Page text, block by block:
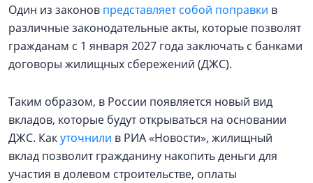
Один из законов представляет собой поправки в
различные законодательные акты, которые позволят
гражданам с 1 января 2027 года заключать с банками
договоры жилищных сбережений (ДЖС).
Таким образом, в России появляется новый вид
вкладов, которые будут открываться на основании
ДЖС. Какуточнили в РИА «Новости», жилищный
вклад позволит гражданину накопить деньги для
участия в долевом строительстве, оплаты